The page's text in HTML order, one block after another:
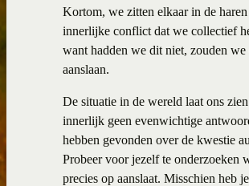
Kortom, we zitten elkaar in de haren
innerlijke conflict dat we collectief
want hadden we dit niet, zouden we
aanslaan.
De situatie in de wereld laat ons
innerlijk geen evenwichtige
hebben gevonden over de kwestie
Probeer voor jezelf te onderzoeken
precies op aanslaat. Misschien heb